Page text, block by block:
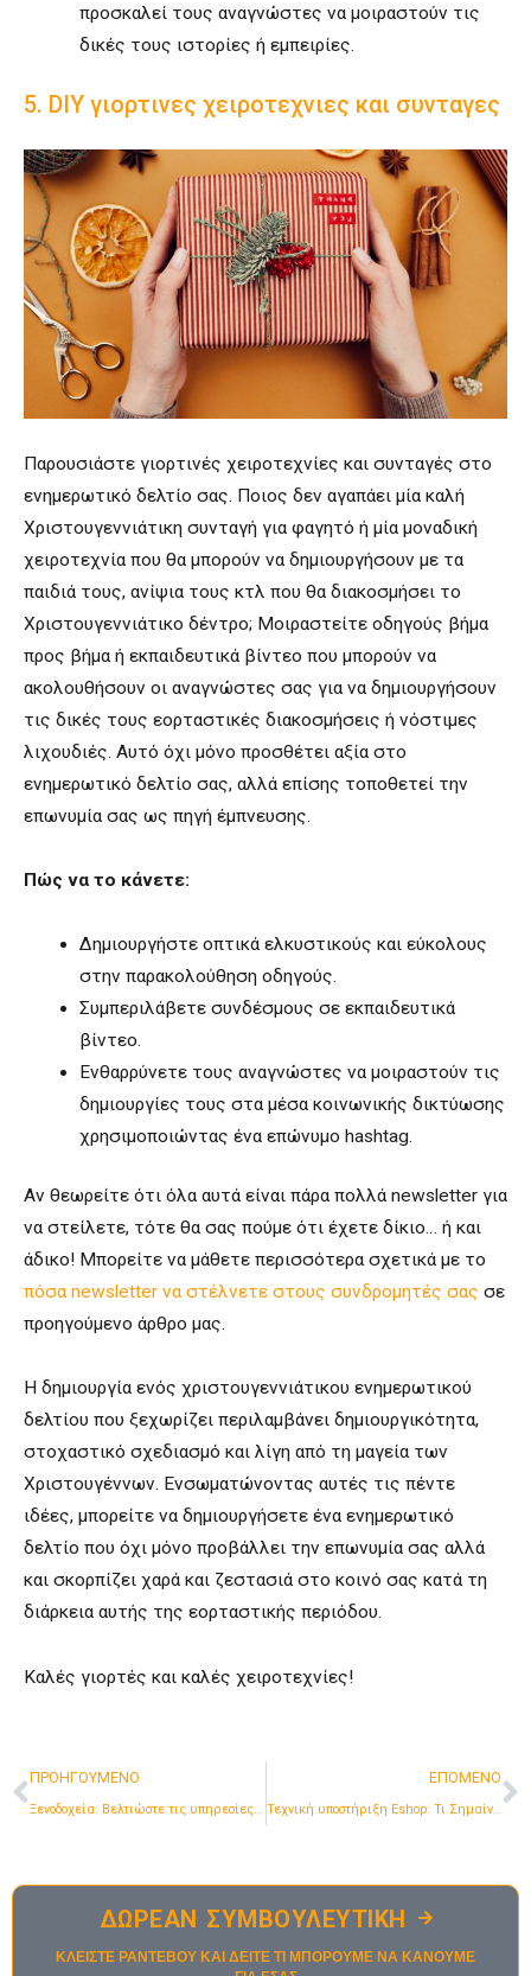
προσκαλεί τους αναγνώστες να μοιραστούν τις
δικές τους ιστορίες ή εμπειρίες.
5. DIY γιορτινες χειροτεχνιες και συνταγες
Παρουσιάστε γιορτινές χειροτεχνίες και συνταγές στο
ενημερωτικό δελτίο σας. Ποιος δεν αγαπάει μία καλή
Χριστουγεννιάτικη συνταγή για φαγητό ή μία μοναδική
χειροτεχνία που θα μπορούν να δημιουργήσουν με τα
παιδιά τους, ανίψια τους κτλ που θα διακοσμήσει το
Χριστουγεννιάτικο δέντρο; Μοιραστείτε οδηγούς βήμα
προς βήμα ή εκπαιδευτικά βίντεο που μπορούν να
ακολουθήσουν οι αναγνώστες σας για να δημιουργήσουν
τις δικές τους εορταστικές διακοσμήσεις ή νόστιμες
λιχουδιές. Αυτό όχι μόνο προσθέτει αξία στο
ενημερωτικό δελτίο σας, αλλά επίσης τοποθετεί την
επωνυμία σας ως πηγή έμπνευσης.
Πώς να το κάνετε:
Δημιουργήστε οπτικά ελκυστικούς και εύκολους
στην παρακολούθηση οδηγούς.
Συμπεριλάβετε συνδέσμους σε εκπαιδευτικά
βίντεο.
Ενθαρρύνετε τους αναγνώστες να μοιραστούν τις
δημιουργίες τους στα μέσα κοινωνικής δικτύωσης
χρησιμοποιώντας ένα επώνυμο hashtag.
Αν θεωρείτε ότι όλα αυτά είναι πάρα πολλά newsletter για
να στείλετε, τότε θα σας πούμε ότι έχετε δίκιο… ή και
άδικο! Μπορείτε να μάθετε περισσότερα σχετικά με το
πόσα newsletter να στέλνετε στους συνδρομητές σας σε
προηγούμενο άρθρο μας.
Η δημιουργία ενός χριστουγεννιάτικου ενημερωτικού
δελτίου που ξεχωρίζει περιλαμβάνει δημιουργικότητα,
στοχαστικό σχεδιασμό και λίγη από τη μαγεία των
Χριστουγέννων. Ενσωματώνοντας αυτές τις πέντε
ιδέες, μπορείτε να δημιουργήσετε ένα ενημερωτικό
δελτίο που όχι μόνο προβάλλει την επωνυμία σας αλλά
και σκορπίζει χαρά και ζεστασιά στο κοινό σας κατά τη
διάρκεια αυτής της εορταστικής περιόδου.
Καλές γιορτές και καλές χειροτεχνίες!
Προηγούμενο
ΠΡΟΗΓΟΥΜΕΝΟ
Ξενοδοχεία: Βελτιώστε τις υπηρεσίες σας μέσω έξυπνων Ερευνών Ικανοποίησης
ΕΠΟΜΕΝΟ
Τεχνική υποστήριξη Eshop: Τι Σημαίνει και Τι Περιλαμβάνει Πραγματικά;
ΔΩΡΕΑΝ ΣΥΜΒΟΥΛΕΥΤΙΚΗ
ΚΛΕΙΣΤΕ ΡΑΝΤΕΒΟΥ ΚΑΙ ΔΕΙΤΕ ΤΙ ΜΠΟΡΟΥΜΕ ΝΑ ΚΑΝΟΥΜΕ